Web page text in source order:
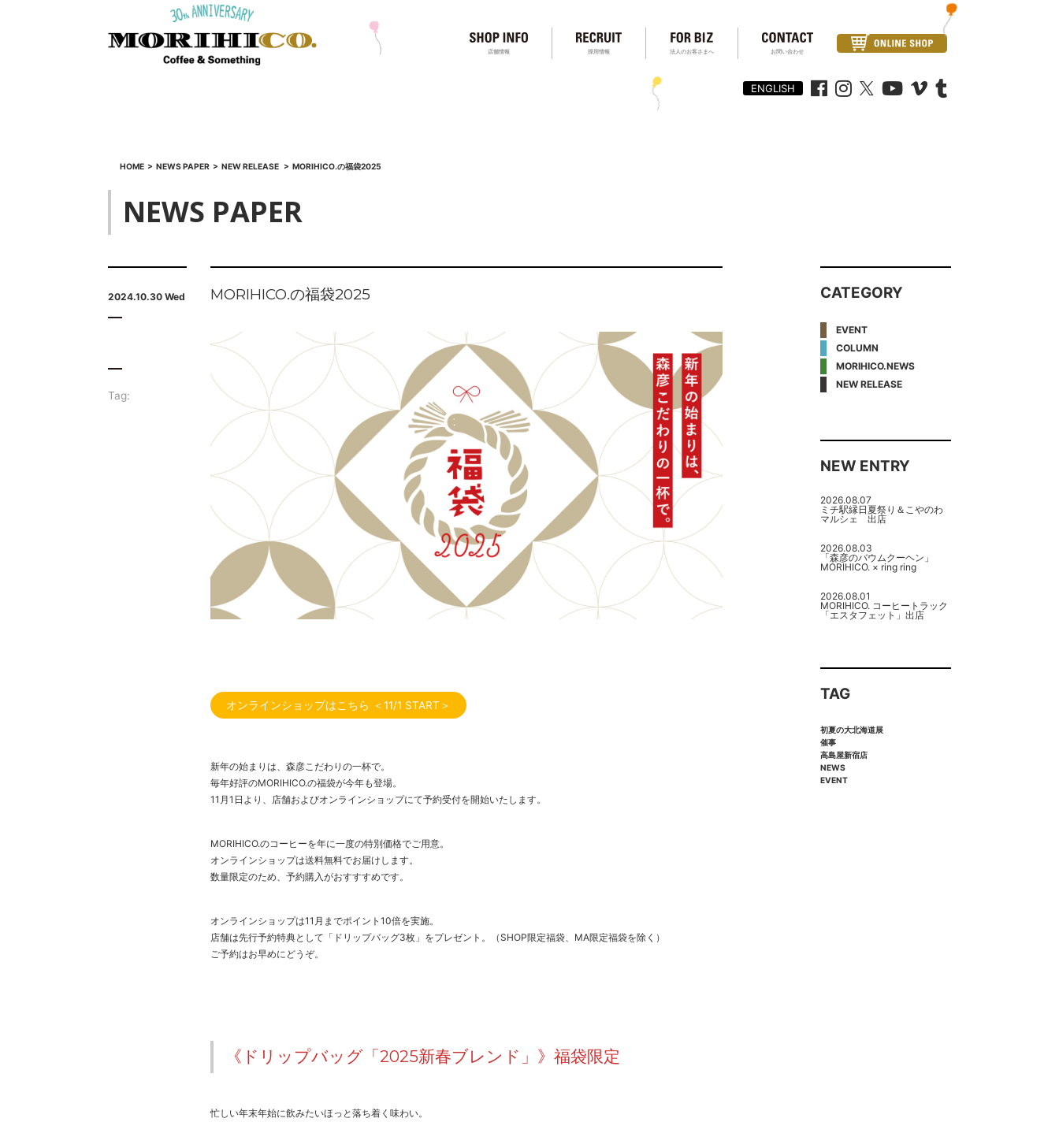
店舗情報 採用情報 法人のお客さまへ お問い合わせ
ENGLISH
HOME > NEWS PAPER > NEW RELEASE > MORIHICO.の福袋2025
NEWS PAPER
2024.10.30 Wed
Tag:
MORIHICO.の福袋2025
オンラインショップはこちら ＜11/1 START＞
新年の始まりは、森彦こだわりの一杯で。
毎年好評のMORIHICO.の福袋が今年も登場。
11月1日より、店舗およびオンラインショップにて予約受付を開始いたします。
MORIHICO.のコーヒーを年に一度の特別価格でご用意。
オンラインショップは送料無料でお届けします。
数量限定のため、予約購入がおすすすめです。
オンラインショップは11月までポイント10倍を実施。
店舗は先行予約特典として「ドリップバッグ3枚」をプレゼント。（SHOP限定福袋、MA限定福袋を除く）
ご予約はお早めにどうぞ。
《ドリップバッグ「2025新春ブレンド」》福袋限定
忙しい年末年始に飲みたいほっと落ち着く味わい。
CATEGORY
EVENT
COLUMN
MORIHICO.NEWS
NEW RELEASE
NEW ENTRY
2026.08.07
ミチ駅縁日夏祭り＆こやのわ
マルシェ 出店
2026.08.03
「森彦のバウムクーヘン」
MORIHICO. × ring ring
2026.08.01
MORIHICO. コーヒートラック
「エスタフェット」出店
TAG
初夏の大北海道展
催事
高島屋新宿店
NEWS
EVENT